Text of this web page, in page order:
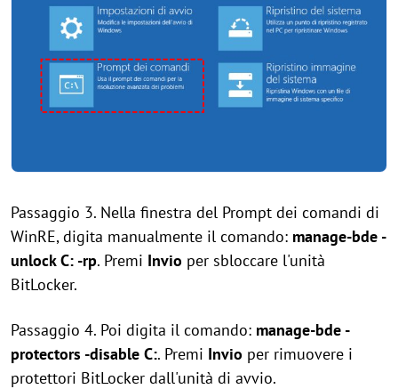
Passaggio 3. Nella finestra del Prompt dei comandi di
WinRE, digita manualmente il comando: manage-bde -
unlock C: -rp. Premi Invio per sbloccare l'unità
BitLocker.
Passaggio 4. Poi digita il comando: manage-bde -
protectors -disable C:. Premi Invio per rimuovere i
protettori BitLocker dall'unità di avvio.